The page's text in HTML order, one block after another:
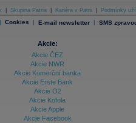
Skupina Patria Kariéra v Patrii Podmínky
| Cookies | E-mail newsletter | SMS
Akcie:
Akcie ČEZ
Akcie NWR
Akcie Komerční banka
Akcie Erste Bank
Akcie O2
Akcie Kofola
Akcie Apple
Akcie Facebook